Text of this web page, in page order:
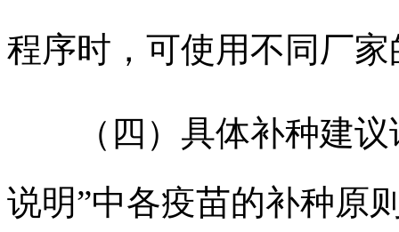
程序时，可使用不同厂
（四）具体补种建议
说明”中各疫苗的补种原